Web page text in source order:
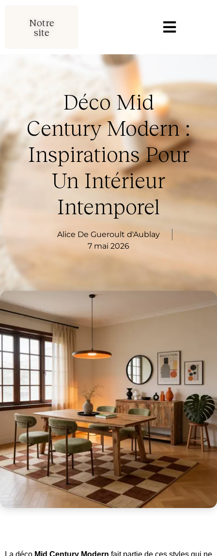
Notre
site
Déco Mid
Century Modern :
Inspirations Pour
Un Intérieur
Intemporel
Alice De Gueroult d'Aublay
7 mai 2026
La déco Mid Century Modern fait partie de ces styles qui ne